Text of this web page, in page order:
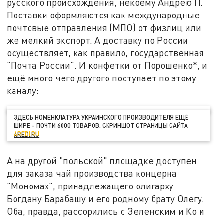
Поставки оформляются как международные
почтовые отправления (МПО) от физлиц или
же мелкий экспорт. А доставку по России
осуществляет, как правило, государственная
"Почта России". И конфетки от Порошенко*, и
ещё много чего другого поступает по этому
каналу:
ЗДЕСЬ НОМЕНКЛАТУРА УКРАИНСКОГО ПРОИЗВОДИТЕЛЯ ЕЩЁ
ШИРЕ – ПОЧТИ 6000 ТОВАРОВ. СКРИНШОТ СТРАНИЦЫ САЙТА
AREDI.RU
А на другой "польской" площадке доступен
для заказа чай производства концерна
"Мономах", принадлежащего олигарху
Богдану Барабашу и его родному брату Олегу.
Оба, правда, рассорились с Зеленским и Ко и